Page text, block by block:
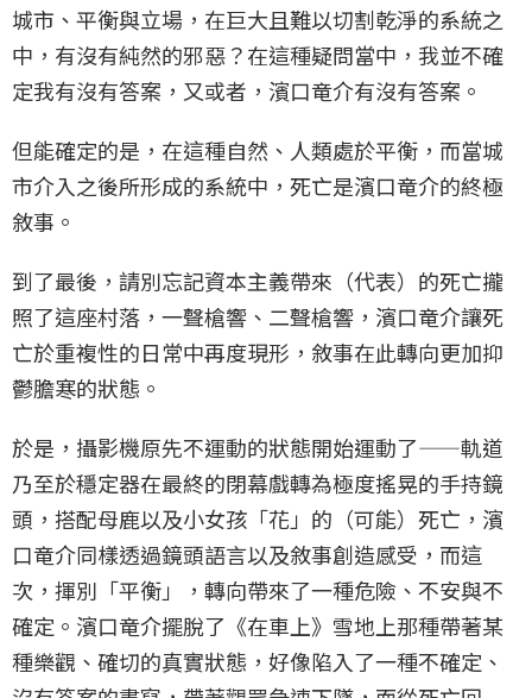
城市、平衡與立場，在巨大且難以切割乾淨的系統之
中，有沒有純然的邪惡？在這種疑問當中，我並不確
定我有沒有答案，又或者，濱口竜介有沒有答案。
但能確定的是，在這種自然、人類處於平衡，而當城
市介入之後所形成的系統中，死亡是濱口竜介的終極
敘事。
到了最後，請別忘記資本主義帶來（代表）的死亡攏
照了這座村落，一聲槍響、二聲槍響，濱口竜介讓死
亡於重複性的日常中再度現形，敘事在此轉向更加抑
鬱膽寒的狀態。
於是，攝影機原先不運動的狀態開始運動了——軌道
乃至於穩定器在最終的閉幕戲轉為極度搖晃的手持鏡
頭，搭配母鹿以及小女孩「花」的（可能）死亡，濱
口竜介同樣透過鏡頭語言以及敘事創造感受，而這
次，揮別「平衡」，轉向帶來了一種危險、不安與不
確定。濱口竜介擺脫了《在車上》雪地上那種帶著某
種樂觀、確切的真實狀態，好像陷入了一種不確定、